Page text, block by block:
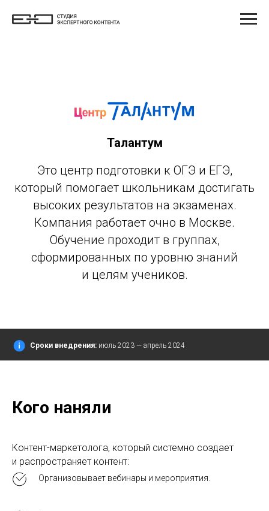
Талантум
Это центр подготовки к ОГЭ и ЕГЭ,
который помогает школьникам достигать
высоких результатов на экзаменах.
Компания работает очно в Москве.
Обучение проходит в группах,
сформированных по уровню знаний
и целям учеников.
Сроки внедрения: июль 2023 — апрель 2024
Кого наняли
Контент-маркетолога, который системно создает
и распространяет контент:
Организовывает вебинары и мероприятия.